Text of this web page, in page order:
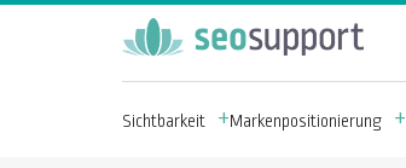
Sichtbarkeit Markenpositionierung